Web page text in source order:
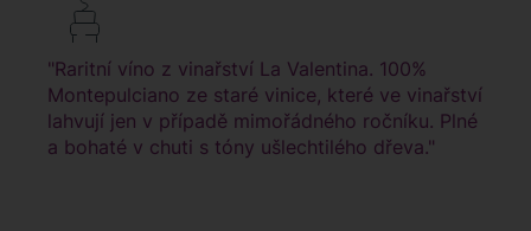
"Raritní víno z vinařství La Valentina. 100%
Montepulciano ze staré vinice, které ve vinařství
lahvují jen v případě mimořádného ročníku. Plné
a bohaté v chuti s tóny ušlechtilého dřeva."